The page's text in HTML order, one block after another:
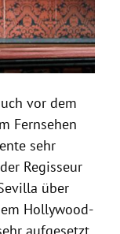
vor dem
Fernsehen
sehr
Regisseur
über
Hollywood-